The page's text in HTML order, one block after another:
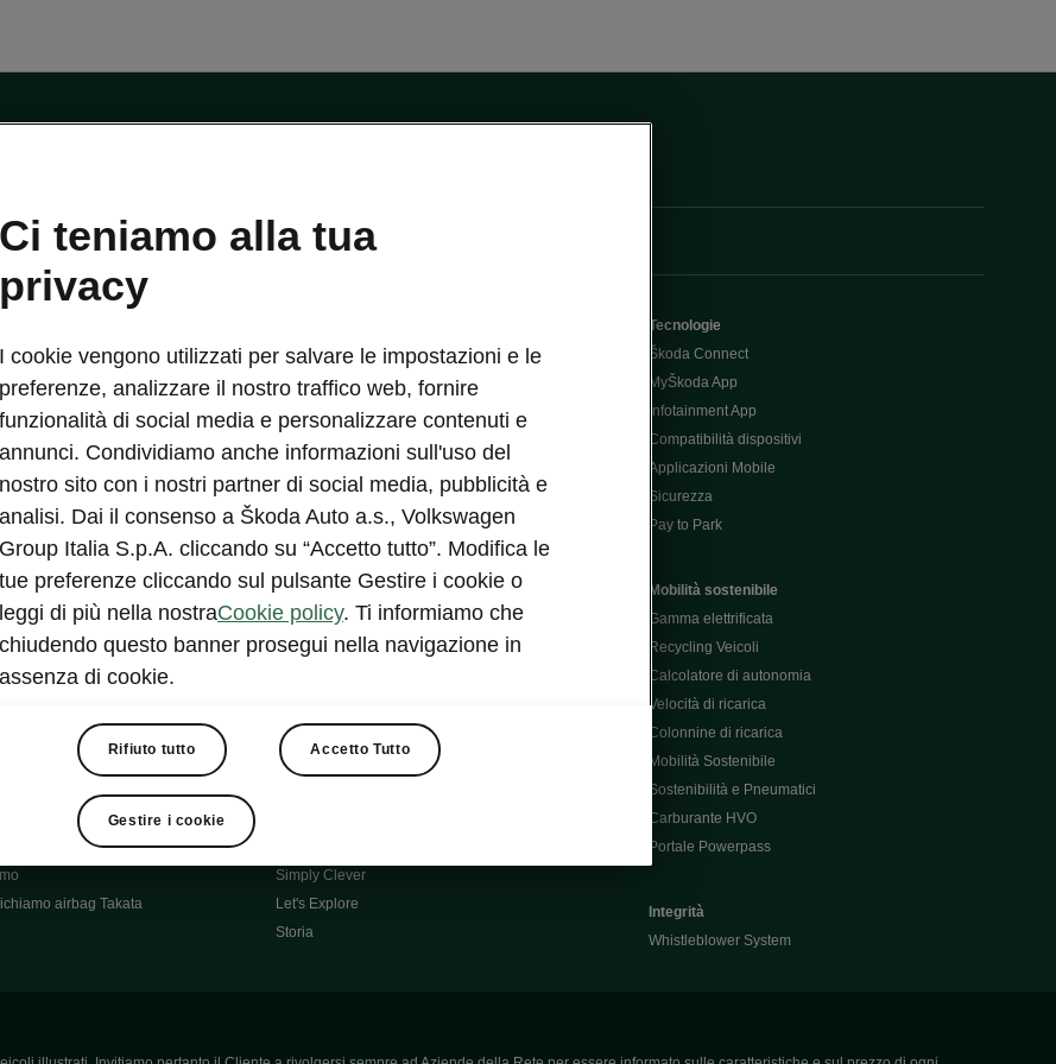
Configurator Rete Škoda
e P.IVA
airbag Takata
Informazioni per soccorritori
Dichiarazione di cambio proprietà
Richiedi Assistenza Service
Mondo Škoda
Milano Design Week
Fabia Green Flow
Škoda Official Partner X Factor 202
Elroq Respectline
Contatti
Auto per neopatentati
Simply Clever
Let's Explore
Storia
Tecnologie
Škoda Connect
MyŠkoda App
Infotainment App
Compatibilità dispositivi
Applicazioni Mobile
Sicurezza
Pay to Park
Mobilità sostenibile
Gamma elettrificata
Recycling Veicoli
Calcolatore di autonomia
Velocità di ricarica
Colonnine di ricarica
Mobilità Sostenibile
Sostenibilità e Pneumatici
Carburante HVO
Portale Powerpass
Integrità
Whistleblower System
Ci teniamo alla tua
privacy
I cookie vengono utilizzati per salvare le impostazioni e le
preferenze, analizzare il nostro traffico web, fornire
funzionalità di social media e personalizzare contenuti e
annunci. Condividiamo anche informazioni sull'uso del
nostro sito con i nostri partner di social media, pubblicità e
analisi. Dai il consenso a Škoda Auto a.s., Volkswagen
Group Italia S.p.A. cliccando su “Accetto tutto”. Modifica le
tue preferenze cliccando sul pulsante Gestire i cookie o
leggi di più nella nostraCookie policy. Ti informiamo che
chiudendo questo banner prosegui nella navigazione in
assenza di cookie.
Rifiuto tutto Accetto Tutto
Gestire i cookie